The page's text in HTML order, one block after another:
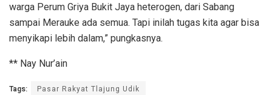
warga Perum Griya Bukit Jaya heterogen, dari Sabang
sampai Merauke ada semua. Tapi inilah tugas kita agar bisa
menyikapi lebih dalam,” pungkasnya.
** Nay Nur’ain
Tags: Pasar Rakyat Tlajung Udik